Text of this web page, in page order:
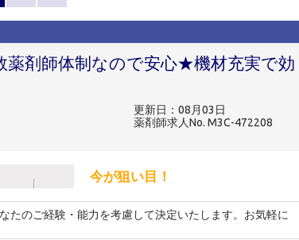
薬剤師体制なので安心★機材充実で効
更新日：08月03日
薬剤師求人No. M3C-472208
今が狙い目！
たのご経験・能力を考慮して決定いたします。お気軽に